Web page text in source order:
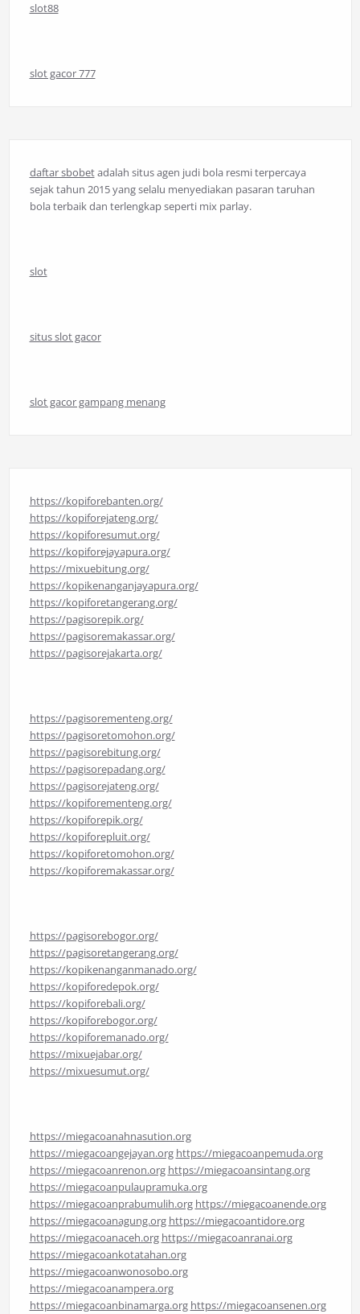
slot88
slot gacor 777
daftar sbobetadalah situs agen judi bola resmi terpercaya
sejak tahun 2015 yang selalu menyediakan pasaran taruhan
bola terbaik dan terlengkap seperti mix parlay.
slot
situs slot gacor
slot gacor gampang menang
https://kopiforebanten.org/
https://kopiforejateng.org/
https://kopiforesumut.org/
https://kopiforejayapura.org/
https://mixuebitung.org/
https://kopikenanganjayapura.org/
https://kopiforetangerang.org/
https://pagisorepik.org/
https://pagisoremakassar.org/
https://pagisorejakarta.org/
https://pagisorementeng.org/
https://pagisoretomohon.org/
https://pagisorebitung.org/
https://pagisorepadang.org/
https://pagisorejateng.org/
https://kopiforementeng.org/
https://kopiforepik.org/
https://kopiforepluit.org/
https://kopiforetomohon.org/
https://kopiforemakassar.org/
https://pagisorebogor.org/
https://pagisoretangerang.org/
https://kopikenanganmanado.org/
https://kopiforedepok.org/
https://kopiforebali.org/
https://kopiforebogor.org/
https://kopiforemanado.org/
https://mixuejabar.org/
https://mixuesumut.org/
https://miegacoanahnasution.org
https://miegacoangejayan.org https://miegacoanpemuda.org
https://miegacoanrenon.org https://miegacoansintang.org
https://miegacoanpulaupramuka.org
https://miegacoanprabumulih.org https://miegacoanende.org
https://miegacoanagung.org https://miegacoantidore.org
https://miegacoanaceh.org https://miegacoanranai.org
https://miegacoankotatahan.org
https://miegacoanwonosobo.org
https://miegacoanampera.org
https://miegacoanbinamarga.org https://miegacoansenen.org